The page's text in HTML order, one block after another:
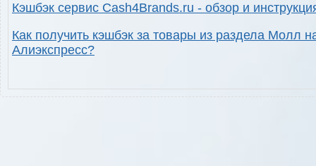
Кэшбэк сервис Cash4Brands.ru - обзор и
Как получить кэшбэк за товары из раздела Молл
Алиэкспресс?